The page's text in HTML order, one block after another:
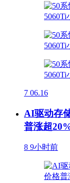
7 06.16
AI驱动存
普涨超
8 9小时前